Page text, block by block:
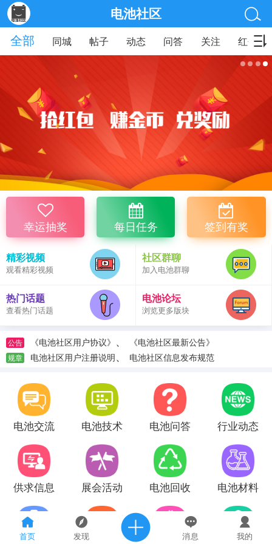
首页 发现 消息 我的
电池社区
全部
同城 帖子 动态 问答 关注 红包
幸运抽奖 每日任务 签到有奖
精彩视频
观看精彩视频
社区群聊
加入电池群聊
热门话题
查看热门话题
电池论坛
浏览更多版块
公告 《电池社区用户协议》 、 《电池社区最新公告》
规章 电池社区用户注册说明、 电池社区信息发布规范
电池交流 电池技术 电池问答 行业动态
供求信息 展会活动 电池回收 电池材料